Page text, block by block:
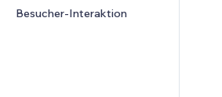
Besucher-Interaktion